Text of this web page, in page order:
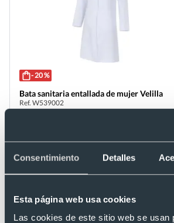
Consentimiento Detalles
Esta página web usa cookies
Las cookies de este sitio web se usan
- 20 %
Bata sanitaria entallada de mujer Velilla
Ref. W539002
Desde 16,49 €